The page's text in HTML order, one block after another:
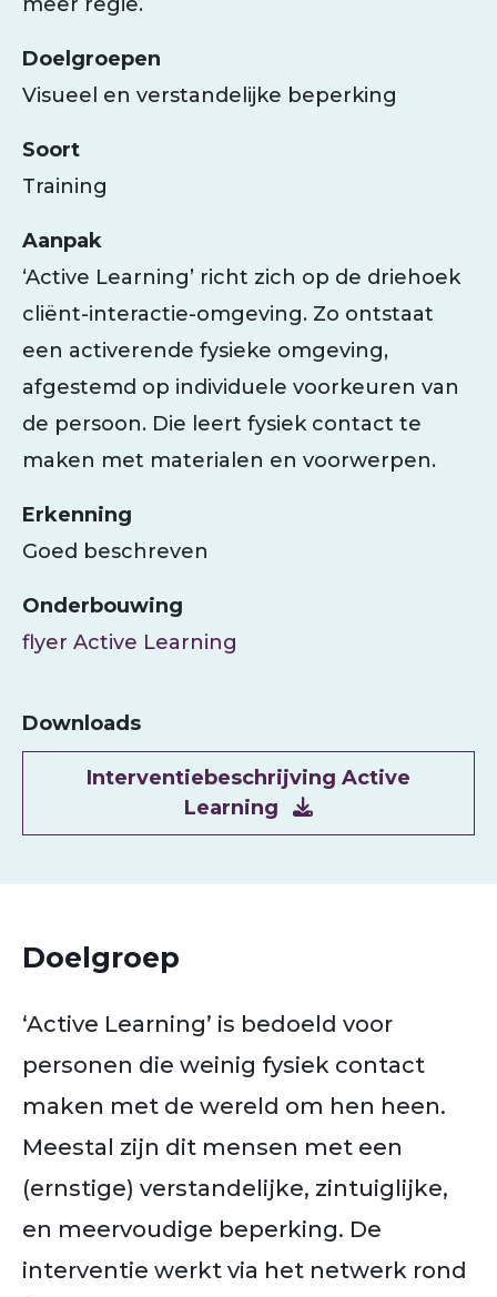
Doelgroepen
Visueel en verstandelijke beperking
Soort
Training
Aanpak
‘Active Learning’ richt zich op de driehoek
cliënt-interactie-omgeving. Zo ontstaat
een activerende fysieke omgeving,
afgestemd op individuele voorkeuren van
de persoon. Die leert fysiek contact te
maken met materialen en voorwerpen.
Erkenning
Goed beschreven
Onderbouwing
flyer Active Learning
Downloads
DocumentInterventiebeschrijving Active
Learning
Doelgroep
‘Active Learning’ is bedoeld voor
personen die weinig fysiek contact
maken met de wereld om hen heen.
Meestal zijn dit mensen met een
(ernstige) verstandelijke, zintuiglijke,
en meervoudige beperking. De
interventie werkt via het netwerk rond